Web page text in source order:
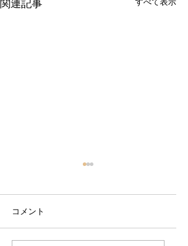
関連記事
コメント